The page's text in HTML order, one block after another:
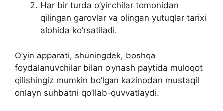
Har bir turda o’yinchilar tomonidan
qilingan garovlar va olingan yutuqlar tarixi
alohida ko’rsatiladi.
O’yin apparati, shuningdek, boshqa
foydalanuvchilar bilan o’ynash paytida muloqot
qilishingiz mumkin bo’lgan kazinodan mustaqil
onlayn suhbatni qo’llab-quvvatlaydi.